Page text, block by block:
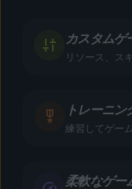
カスタムゲ
リソース、ス
トレーニン
練習してゲー
柔軟なゲー